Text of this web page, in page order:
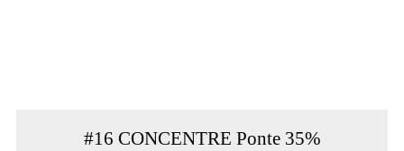
#16 CONCENTRE Ponte 35%